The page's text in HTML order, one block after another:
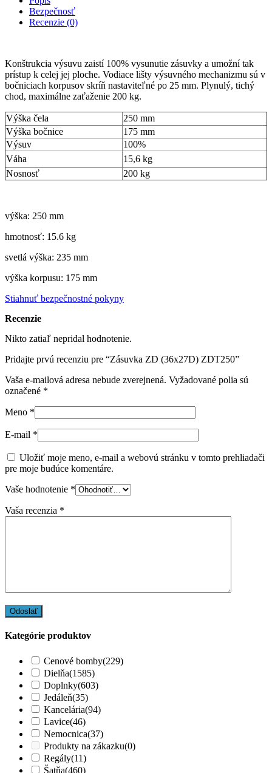
Bezpečnosť
Recenzie (0)
Konštrukcia výsuvu zaistí 100% vysunutie zásuvky a umožní tak
prístup k celej jej ploche. Vodiace lišty výsuvného mechanizmu sú v
bočniciach korpusov skríň nastaviteľné po 25 mm. Plynulý, tichý
chod, maximálne zaťaženie 200 kg.
Výška čela
250 mm
Výška bočnice
175 mm
Výsuv
100%
Váha
15,6 kg
Nosnosť
200 kg
výška: 250 mm
hmotnosť: 15.6 kg
svetlá výška: 235 mm
výška korpusu: 175 mm
Stiahnuť bezpečnostné pokyny
Recenzie
Nikto zatiaľ nepridal hodnotenie.
Pridajte prvú recenziu pre “Zásuvka ZD (36x27D) ZDT250”
Vaša e-mailová adresa nebude zverejnená. Vyžadované polia sú
označené *
Meno *
E-mail *
Uložiť moje meno, e-mail a webovú stránku v tomto prehliadači
pre moje budúce komentáre.
Vaše hodnotenie *
Vaša recenzia *
Kategórie produktov
Cenové bomby(229)
Dielňa(1585)
Doplnky(603)
Jedáleň(35)
Kancelária(94)
Lavice(46)
Nemocnica(37)
Produkty na zákazku(0)
Regály(11)
Šatňa(460)